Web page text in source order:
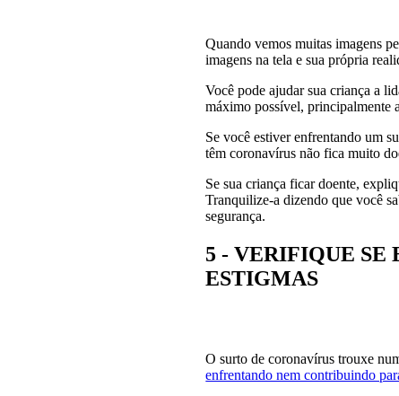
Quando vemos muitas imagens
imagens na tela e sua própria
Você pode ajudar sua criança a
máximo possível, principalmente
Se você estiver enfrentando um
têm coronavírus não fica muito
Se sua criança ficar doente,
Tranquilize-a dizendo que você
segurança.
5 - VERIFIQUE SE
ESTIGMAS
O surto de coronavírus trouxe
enfrentando nem contribuindo